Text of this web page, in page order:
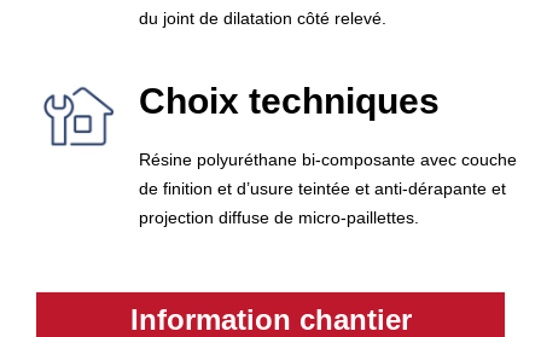
du joint de dilatation côté relevé.
Choix techniques
Résine polyuréthane bi-composante avec couche
de finition et d’usure teintée et anti-dérapante et
projection diffuse de micro-paillettes.
Information chantier